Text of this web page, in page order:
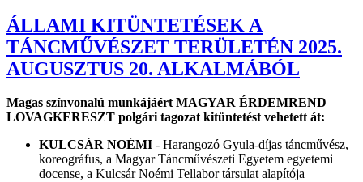
ÁLLAMI KITÜNTETÉSEK A
TÁNCMŰVÉSZET TERÜLETÉN 2025.
AUGUSZTUS 20. ALKALMÁBÓL
Magas színvonalú munkájáért MAGYAR ÉRDEMREND
LOVAGKERESZT polgári tagozat kitüntetést vehetett át:
KULCSÁR NOÉMI - Harangozó Gyula-díjas táncművész,
koreográfus, a Magyar Táncművészeti Egyetem egyetemi
docense, a Kulcsár Noémi Tellabor társulat alapítója